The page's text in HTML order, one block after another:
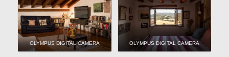
OLYMPUS DIGITAL CAMERA OLYMPUS DIGITAL CAMERA